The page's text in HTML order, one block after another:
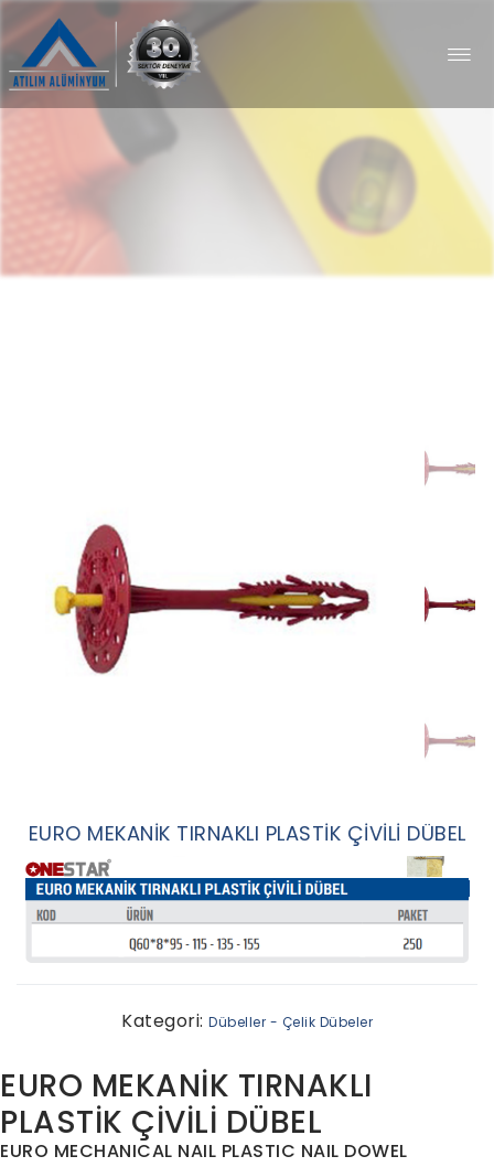
EURO MEKANİK TIRNAKLI PLASTİK ÇİVİLİ DÜBEL
Kategori: Dübeller - Çelik Dübeler
EURO MEKANİK TIRNAKLI
PLASTİK ÇİVİLİ DÜBEL
EURO MECHANICAL NAIL PLASTIC NAIL DOWEL